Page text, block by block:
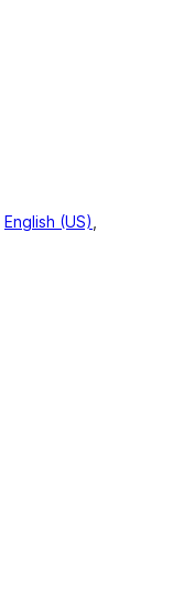
English (US)